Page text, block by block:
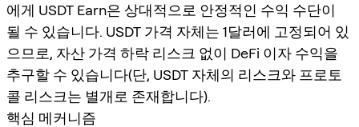
에게 USDT Earn은 상대적으로 안정적인 수익 수단이
될 수 있습니다. USDT 가격 자체는 1달러에 고정되어 있
으므로, 자산 가격 하락 리스크 없이 DeFi 이자 수익을
추구할 수 있습니다(단, USDT 자체의 리스크와 프로토
콜 리스크는 별개로 존재합니다).
핵심 메커니즘